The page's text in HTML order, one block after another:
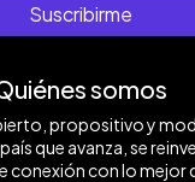
Suscribirme
somos
propositivo y
que avanza, se
conexión con lo mejor